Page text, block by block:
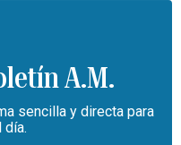
A.M.
sencilla y directa para
día.